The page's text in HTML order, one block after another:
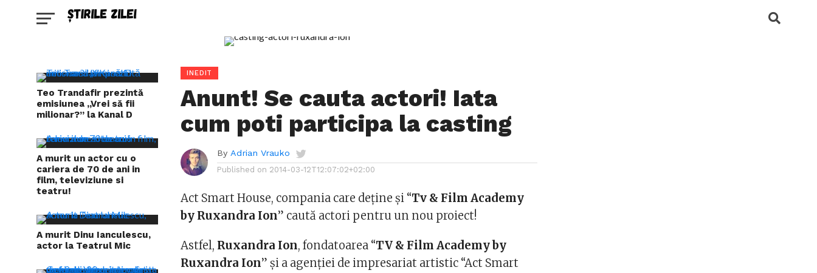
Teo Trandafir prezintă
emisiunea „Vrei să fii
milionar?” la Kanal D
A murit un actor cu o
cariera de 70 de ani in
film, televiziune si
teatru!
A murit Dinu Ianculescu,
actor la Teatrul Mic
INEDIT
Anunt! Se cauta actori! Iata
cum poti participa la casting
By Adrian Vrauko
Published on 2014-03-12T12:07:02+02:00
Act Smart House, compania care deține și “Tv & Film Academy
by Ruxandra Ion” caută actori pentru un nou proiect!
Astfel, Ruxandra Ion, fondatoarea “TV & Film Academy by
Ruxandra Ion” și a agenției de impresariat artistic “Act Smart